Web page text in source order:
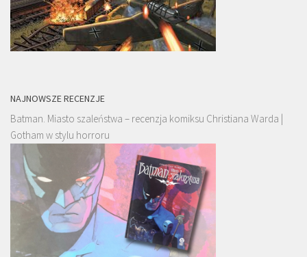
NAJNOWSZE RECENZJE
Batman. Miasto szaleństwa – recenzja komiksu Christiana Warda |
Gotham w stylu horroru